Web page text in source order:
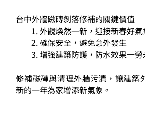
台中外牆磁磚剝落修補的關鍵價值
外觀煥然一新，迎接新春好氣
確保安全，避免意外發生
增強建築防護，防水效果一勞
修補磁磚與清理外牆污漬，讓建築
新的一年為家增添新氣象。